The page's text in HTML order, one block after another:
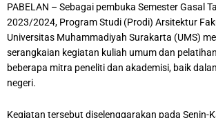
PABELAN – Sebagai pembuka Semester Gasal
2023/2024, Program Studi (Prodi) Arsitektur
Universitas Muhammadiyah Surakarta (UMS)
serangkaian kegiatan kuliah umum dan
beberapa mitra peneliti dan akademisi, baik
negeri.
Kegiatan tersebut diselenggarakan pada Senin-